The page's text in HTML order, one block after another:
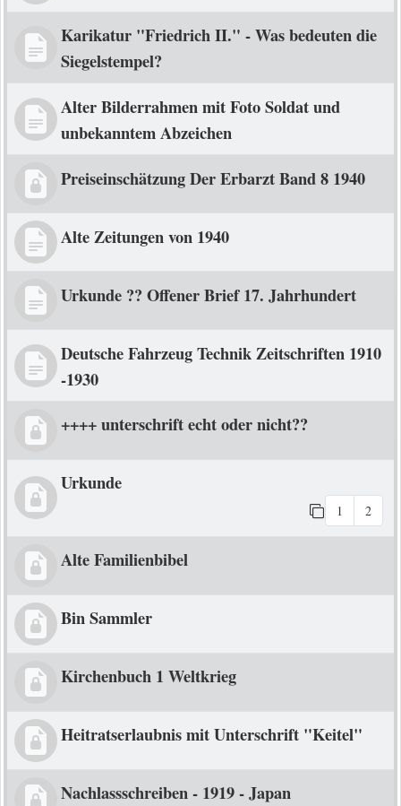
Karikatur "Friedrich II." - Was bedeuten die
Siegelstempel?
Alter Bilderrahmen mit Foto Soldat und
unbekanntem Abzeichen
Preiseinschätzung Der Erbarzt Band 8 1940
Alte Zeitungen von 1940
Urkunde ?? Offener Brief 17. Jahrhundert
Deutsche Fahrzeug Technik Zeitschriften 1910
-1930
++++ unterschrift echt oder nicht??
Urkunde
1 2
Alte Familienbibel
Bin Sammler
Kirchenbuch 1 Weltkrieg
Heitratserlaubnis mit Unterschrift "Keitel"
Nachlassschreiben - 1919 - Japan